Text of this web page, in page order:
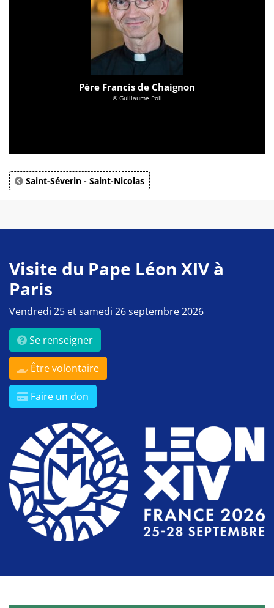
Père Francis de Chaignon
© Guillaume Poli
Saint-Séverin - Saint-Nicolas
Visite du Pape Léon XIV à
Paris
Vendredi 25 et samedi 26 septembre 2026
Se renseigner
Être volontaire
Faire un don